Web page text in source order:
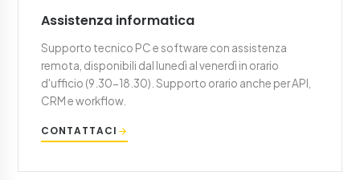
Assistenza informatica
Supporto tecnico PC e software con assistenza
remota, disponibili dal lunedì al venerdì in orario
d'ufficio (9.30-18.30). Supporto orario anche per API,
CRM e workflow.
CONTATTACI